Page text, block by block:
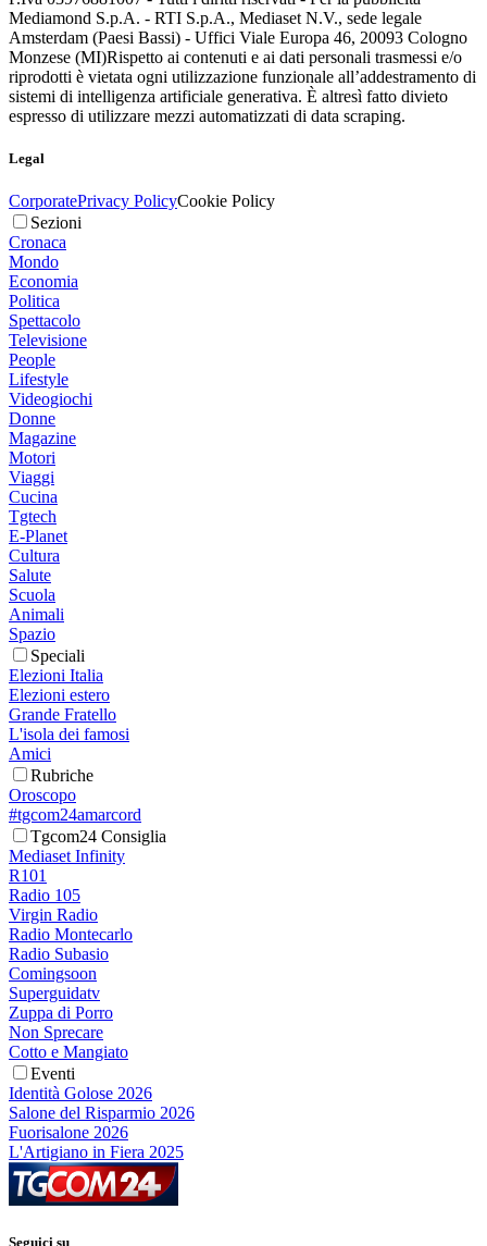
Mediamond S.p.A. - RTI S.p.A., Mediaset N.V., sede legale
Amsterdam (Paesi Bassi) - Uffici Viale Europa 46, 20093 Cologno
Monzese (MI)Rispetto ai contenuti e ai dati personali trasmessi e/o
riprodotti è vietata ogni utilizzazione funzionale all’addestramento di
sistemi di intelligenza artificiale generativa. È altresì fatto divieto
espresso di utilizzare mezzi automatizzati di data scraping.
Legal
CorporatePrivacy PolicyCookie Policy
Sezioni
Cronaca
Mondo
Economia
Politica
Spettacolo
Televisione
People
Lifestyle
Videogiochi
Donne
Magazine
Motori
Viaggi
Cucina
Tgtech
E-Planet
Cultura
Salute
Scuola
Animali
Spazio
Speciali
Elezioni Italia
Elezioni estero
Grande Fratello
L'isola dei famosi
Amici
Rubriche
Oroscopo
#tgcom24amarcord
Tgcom24 Consiglia
Mediaset Infinity
R101
Radio 105
Virgin Radio
Radio Montecarlo
Radio Subasio
Comingsoon
Superguidatv
Zuppa di Porro
Non Sprecare
Cotto e Mangiato
Eventi
Identità Golose 2026
Salone del Risparmio 2026
Fuorisalone 2026
L'Artigiano in Fiera 2025
Seguici su